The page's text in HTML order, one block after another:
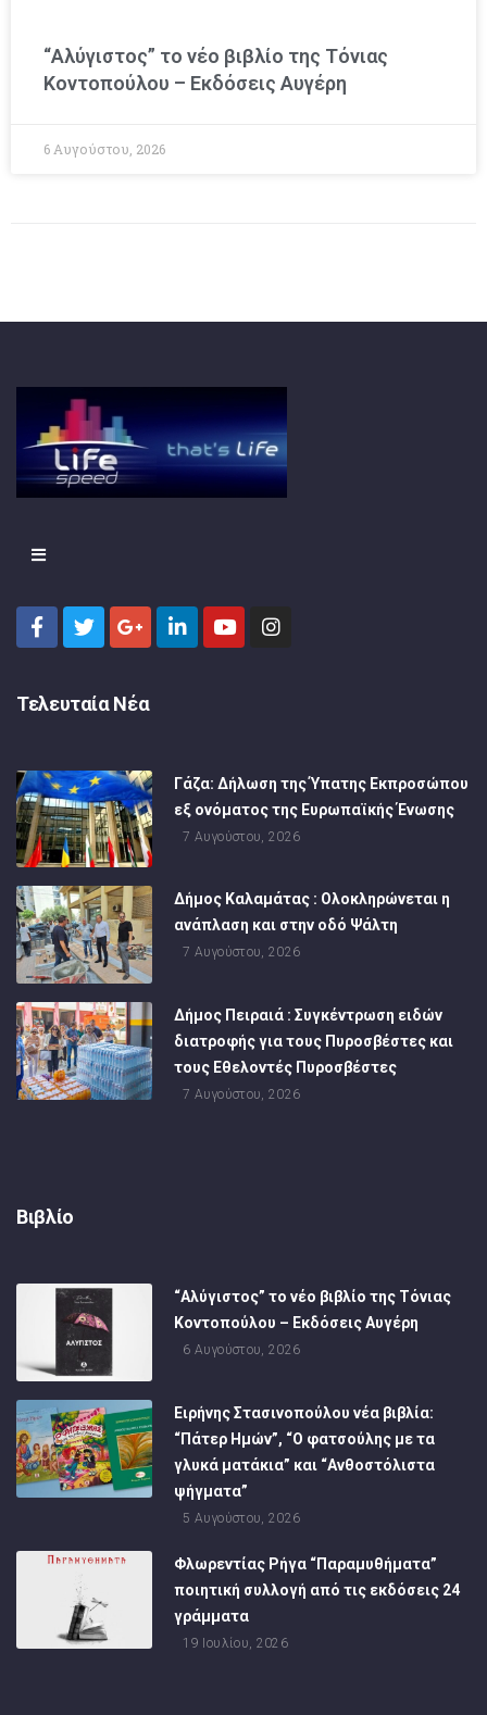
“Αλύγιστος” το νέο βιβλίο της Τόνιας
Κοντοπούλου – Εκδόσεις Αυγέρη
6 Αυγούστου, 2026
Τελευταία Νέα
Γάζα: Δήλωση της Ύπατης Εκπροσώπου
εξ ονόματος της Ευρωπαϊκής Ένωσης
7 Αυγούστου, 2026
Δήμος Καλαμάτας : Ολοκληρώνεται η
ανάπλαση και στην οδό Ψάλτη
7 Αυγούστου, 2026
Δήμος Πειραιά : Συγκέντρωση ειδών
διατροφής για τους Πυροσβέστες και
τους Εθελοντές Πυροσβέστες
7 Αυγούστου, 2026
Βιβλίο
“Αλύγιστος” το νέο βιβλίο της Τόνιας
Κοντοπούλου – Εκδόσεις Αυγέρη
6 Αυγούστου, 2026
Ειρήνης Στασινοπούλου νέα βιβλία:
“Πάτερ Ημών”, “Ο φατσούλης με τα
γλυκά ματάκια” και “Ανθοστόλιστα
ψήγματα”
5 Αυγούστου, 2026
Φλωρεντίας Ρήγα “Παραμυθήματα”
ποιητική συλλογή από τις εκδόσεις 24
γράμματα
19 Ιουλίου, 2026